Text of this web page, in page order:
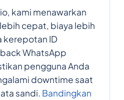
kami menawarkan
cepat, biaya lebih
kerepotan ID
WhatsApp
pengguna Anda
downtime saat
sandi. Bandingkan